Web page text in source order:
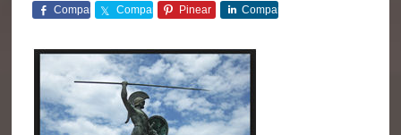
Comparte Comparte Pinear Comparte